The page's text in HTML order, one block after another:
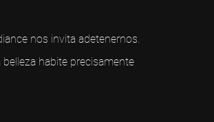
nos invita adetenernos.
habite precisamente